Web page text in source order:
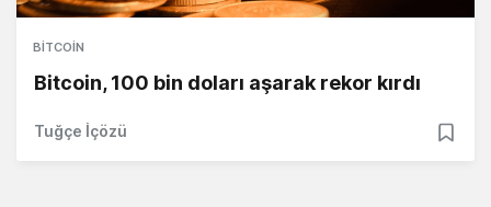
BITCOIN
Bitcoin, 100 bin doları aşarak rekor kırdı
Tuğçe İçözü